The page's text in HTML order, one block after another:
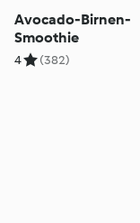
Avocado-Birnen-
Smoothie
4 (382)